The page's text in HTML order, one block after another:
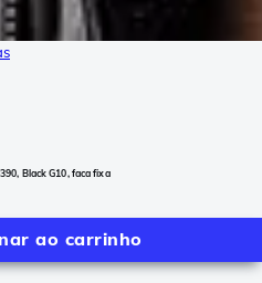
Black G10, faca fixa
ao carrinho